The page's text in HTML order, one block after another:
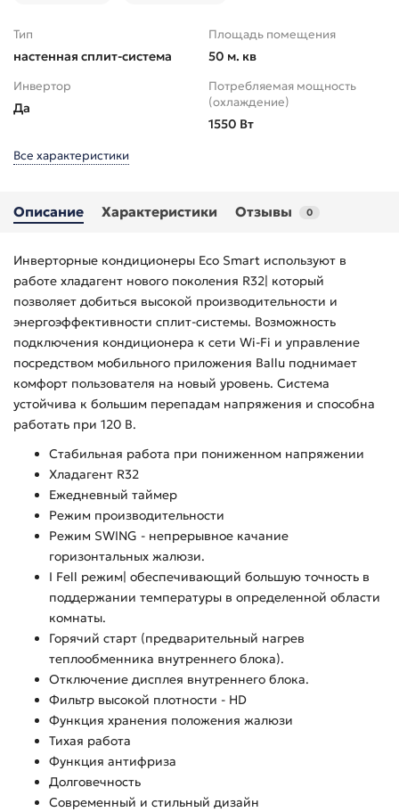
Тип
настенная сплит-система
Площадь помещения
50 м. кв
Инвертор
Да
Потребляемая мощность
(охлаждение)
1550 Вт
Все характеристики
Описание Характеристики Отзывы 0
Инверторные кондиционеры Eco Smart используют в
работе хладагент нового поколения R32| который
позволяет добиться высокой производительности и
энергоэффективности сплит-системы. Возможность
подключения кондиционера к сети Wi-Fi и управление
посредством мобильного приложения Ballu поднимает
комфорт пользователя на новый уровень. Система
устойчива к большим перепадам напряжения и способна
работать при 120 В.
Стабильная работа при пониженном напряжении
Хладагент R32
Ежедневный таймер
Режим производительности
Режим SWING - непрерывное качание
горизонтальных жалюзи.
I Fell режим| обеспечивающий большую точность в
поддержании температуры в определенной области
комнаты.
Горячий старт (предварительный нагрев
теплообменника внутреннего блока).
Отключение дисплея внутреннего блока.
Фильтр высокой плотности - HD
Функция хранения положения жалюзи
Тихая работа
Функция антифриза
Долговечность
Современный и стильный дизайн